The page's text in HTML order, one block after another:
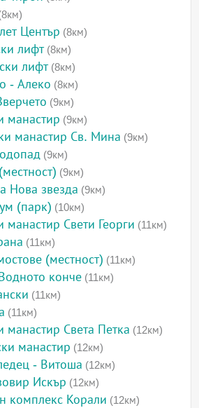
Център (8км)
лифт(8км)
лифт(8км)
- Алеко (8км)
(9км)
манастир (9км)
манастир Св. Мина (9км)
(9км)
(9км)
Нова звезда (9км)
(парк) (10км)
манастир Свети Георги (11км)
(11км)
(местност) (11км)
конче (11км)
(11км)
(11км)
манастир Света Петка (12км)
манастир (12км)
- Витоша (12км)
Искър (12км)
комплекс Корали (12км)